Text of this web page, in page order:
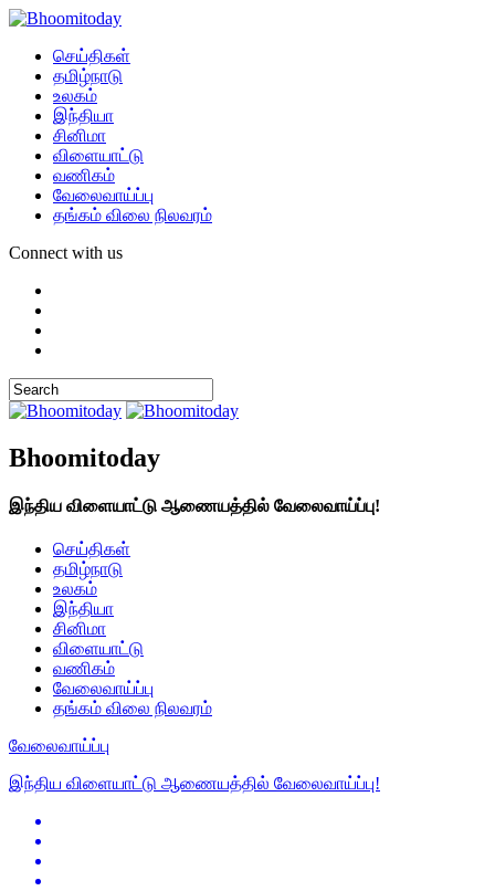
செய்திகள்
தமிழ்நாடு
உலகம்
இந்தியா
சினிமா
விளையாட்டு
வணிகம்
வேலைவாய்ப்பு
தங்கம் விலை நிலவரம்
Connect with us
Bhoomitoday
இந்திய விளையாட்டு ஆணையத்தில் வேலைவாய்ப்பு!
செய்திகள்
தமிழ்நாடு
உலகம்
இந்தியா
சினிமா
விளையாட்டு
வணிகம்
வேலைவாய்ப்பு
தங்கம் விலை நிலவரம்
வேலைவாய்ப்பு
இந்திய விளையாட்டு ஆணையத்தில் வேலைவாய்ப்பு!